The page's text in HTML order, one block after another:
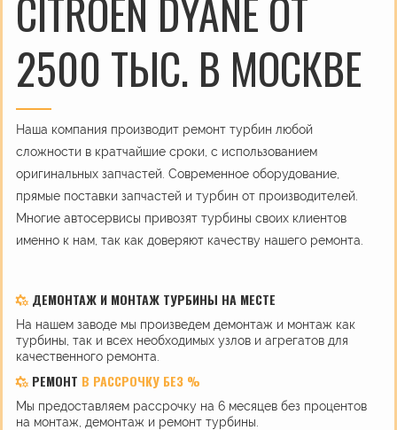
2500 ТЫС. В МОСКВЕ
Наша компания производит ремонт турбин любой
сложности в кратчайшие сроки, с использованием
оригинальных запчастей. Современное оборудование,
прямые поставки запчастей и турбин от производителей.
Многие автосервисы привозят турбины своих клиентов
именно к нам, так как доверяют качеству нашего ремонта.
ДЕМОНТАЖ И МОНТАЖ ТУРБИНЫ НА МЕСТЕ
На нашем заводе мы произведем демонтаж и монтаж как
турбины, так и всех необходимых узлов и агрегатов для
качественного ремонта.
РЕМОНТ В РАССРОЧКУ БЕЗ %
Мы предоставляем рассрочку на 6 месяцев без процентов
на монтаж, демонтаж и ремонт турбины.